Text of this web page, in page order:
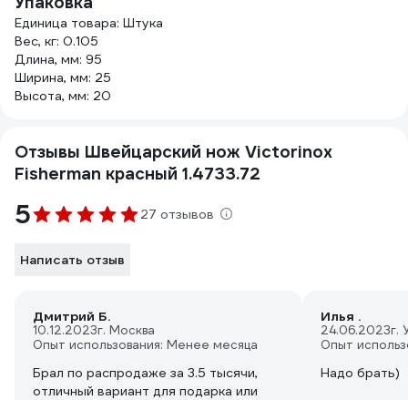
Единица товара: Штука
Вес, кг: 0.105
Длина, мм: 95
Ширина, мм: 25
Высота, мм: 20
Отзывы Швейцарский нож Victorinox
Fisherman красный 1.4733.72
5 27 отзывов
Написать отзыв
Дмитрий Б.
10.12.2023г. Москва
Опыт использования: Менее месяца
Брал по распродаже за 3.5 тысячи,
отличный вариант для подарка или
Илья .
24.06.2023г.
Опыт
Надо брать)